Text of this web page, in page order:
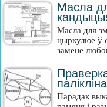
Масла
Масла для
цыркулюе ў
замене
Парадак